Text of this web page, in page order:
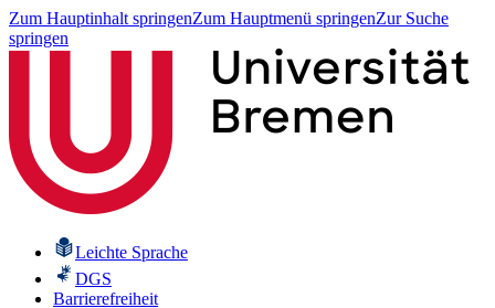
Zum Hauptinhalt springenZum Hauptmenü springenZur Suche
springen
Leichte Sprache
DGS
Barrierefreiheit